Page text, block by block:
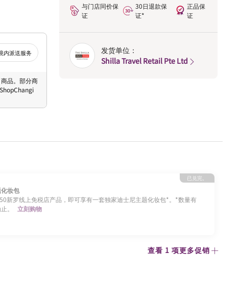
内派送服务
品。部分商
与门店同价保
证
30日退款保
证*
正品保
证
发货单位：
Shilla Travel Retail Pte Ltd
已兑完。
妆包
新罗线上免税店产品，即可享有一套独家迪士尼主题化妆包*。*数量有
。
立刻购物
查看 1 项更多促销